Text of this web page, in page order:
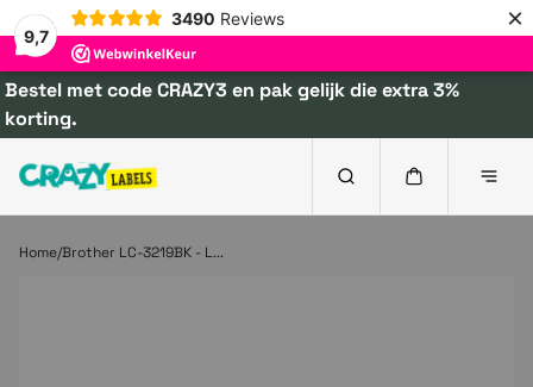
9,7
3490 Reviews ×
Bestel met code CRAZY3 en pak gelijk die extra 3%
korting.
Home Brother LC-3219BK - L...